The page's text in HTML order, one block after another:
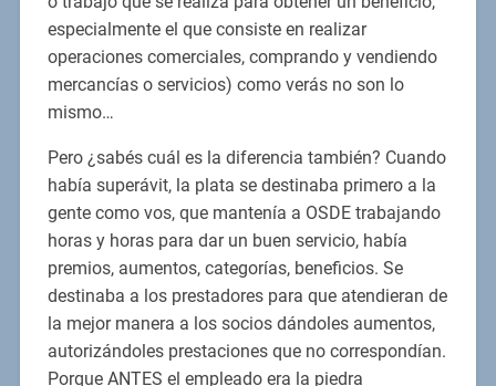
especialmente el que consiste en realizar
operaciones comerciales, comprando y vendiendo
mercancías o servicios) como verás no son lo
mismo…
Pero ¿sabés cuál es la diferencia también? Cuando
había superávit, la plata se destinaba primero a la
gente como vos, que mantenía a OSDE trabajando
horas y horas para dar un buen servicio, había
premios, aumentos, categorías, beneficios. Se
destinaba a los prestadores para que atendieran de
la mejor manera a los socios dándoles aumentos,
autorizándoles prestaciones que no correspondían.
Porque ANTES el empleado era la piedra